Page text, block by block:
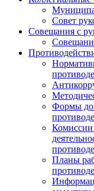
Совет
Совещания с
Формы
Комиссии
Планы